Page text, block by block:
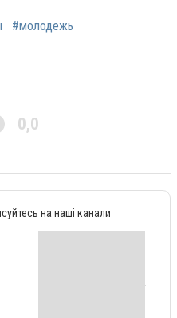
#молодежь
0,0
на наші канали